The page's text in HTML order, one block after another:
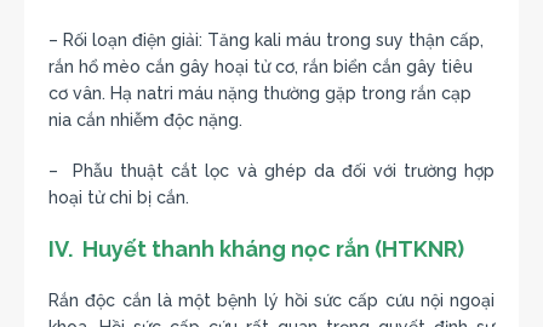
– Rối loạn điện giải: Tăng kali máu trong suy thận cấp,
rắn hổ mèo cắn gây hoại tử cơ, rắn biển cắn gây tiêu
cơ vân. Hạ natri máu nặng thường gặp trong rắn cạp
nia cắn nhiễm độc nặng.
– Phẫu thuật cắt lọc và ghép da đối với trường hợp
hoại tử chi bị cắn.
IV. Huyết thanh kháng nọc rắn (HTKNR)
Rắn độc cắn là một bệnh lý hồi sức cấp cứu nội ngoại